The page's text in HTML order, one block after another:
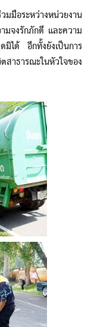
อระหว่างหน่วยงาน
มจงรักภักดี และความ
ได้ อีกทั้งยังเป็นการ
าธารณะในหัวใจของ